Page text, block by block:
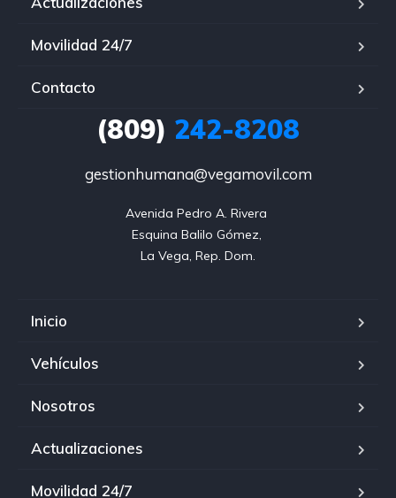
Movilidad 24/7
Contacto
(809) 242-8208
gestionhumana@vegamovil.com
Avenida Pedro A. Rivera
Esquina Balilo Gómez,
La Vega, Rep. Dom.
Inicio
Vehículos
Nosotros
Actualizaciones
Movilidad 24/7